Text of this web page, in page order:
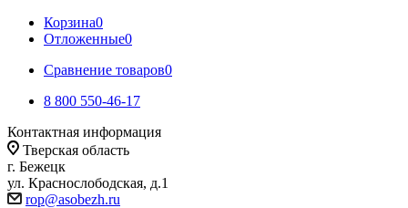
Корзина0
Отложенные0
Сравнение товаров0
8 800 550-46-17
Контактная информация
Тверская область
г. Бежецк
ул. Краснослободская, д.1
rop@asobezh.ru